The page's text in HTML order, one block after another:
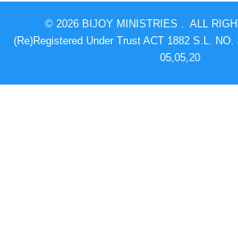
© 2026 BIJOY MINISTRIES . ALL
(Re)Registered Under Trust ACT 1882 S.L.
05,05,20